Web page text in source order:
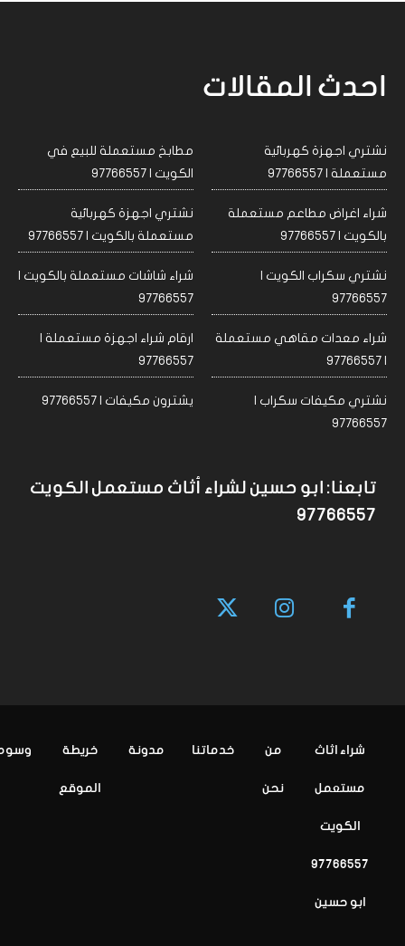
احدث المقالات
نشتري اجهزة كهربائية
مستعملة | 97766557
مطابخ مستعملة للبيع في
الكويت | 97766557
شراء اغراض مطاعم مستعملة
بالكويت | 97766557
نشتري اجهزة كهربائية
مستعملة بالكويت | 97766557
نشتري سكراب الكويت |
97766557
شراء شاشات مستعملة بالكويت |
97766557
شراء معدات مقاهي مستعملة
| 97766557
ارقام شراء اجهزة مستعملة |
97766557
نشتري مكيفات سكراب |
97766557
يشترون مكيفات | 97766557
تابعنا: ابو حسين لشراء أثاث مستعمل الكويت
97766557
شراء اثاث
مستعمل
الكويت
97766557
ابو حسين
من
نحن
خدماتنا مدونة خريطة
الموقع